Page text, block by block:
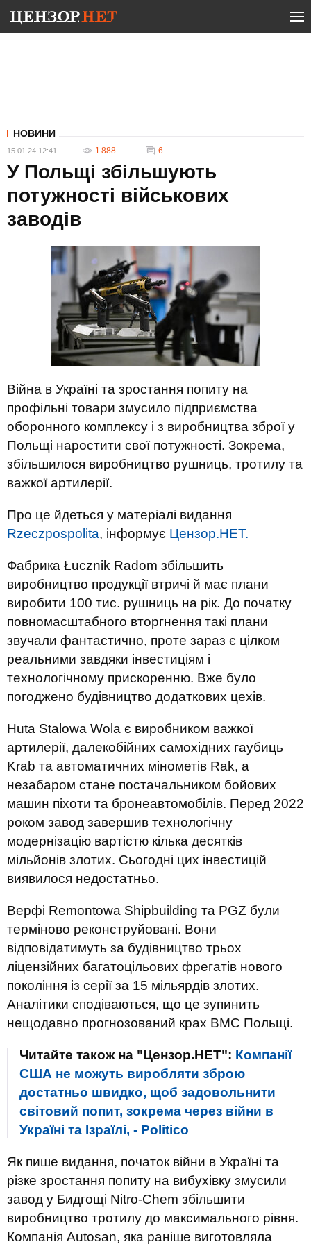
НОВИНИ
15.01.24 12:41 1 888 6
У Польщі збільшують
потужності військових
заводів
Війна в Україні та зростання попиту на
профільні товари змусило підприємства
оборонного комплексу і з виробництва зброї у
Польщі наростити свої потужності. Зокрема,
збільшилося виробництво рушниць, тротилу та
важкої артилерії.
Про це йдеться у матеріалі видання
Rzeczpospolita, інформує Цензор.НЕТ.
Фабрика Łucznik Radom збільшить
виробництво продукції втричі й має плани
виробити 100 тис. рушниць на рік. До початку
повномасштабного вторгнення такі плани
звучали фантастично, проте зараз є цілком
реальними завдяки інвестиціям і
технологічному прискоренню. Вже було
погоджено будівництво додаткових цехів.
Huta Stalowa Wola є виробником важкої
артилерії, далекобійних самохідних гаубиць
Krab та автоматичних мінометів Rak, а
незабаром стане постачальником бойових
машин піхоти та бронеавтомобілів. Перед 2022
роком завод завершив технологічну
модернізацію вартістю кілька десятків
мільйонів злотих. Сьогодні цих інвестицій
виявилося недостатньо.
Верфі Remontowa Shipbuilding та PGZ були
терміново реконструйовані. Вони
відповідатимуть за будівництво трьох
ліцензійних багатоцільових фрегатів нового
покоління із серії за 15 мільярдів злотих.
Аналітики сподіваються, що це зупинить
нещодавно прогнозований крах ВМС Польщі.
Читайте також на "Цензор.НЕТ": Компанії
США не можуть виробляти зброю
достатньо швидко, щоб задовольнити
світовий попит, зокрема через війни в
Україні та Ізраїлі, - Politico
Як пише видання, початок війни в Україні та
різке зростання попиту на вибухівку змусили
завод у Бидгощі Nitro-Chem збільшити
виробництво тротилу до максимального рівня.
Компанія Autosan, яка раніше виготовляла